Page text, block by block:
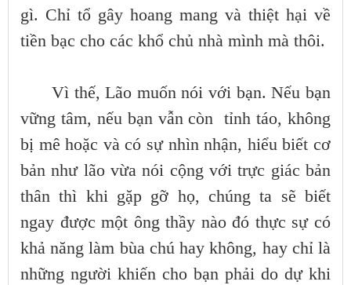
gì. Chỉ tổ gây hoang mang và thiệt hại về
tiền bạc cho các khổ chủ nhà mình mà thôi.
Vì thế, Lão muốn nói với bạn. Nếu bạn
vững tâm, nếu bạn vẫn còn tỉnh táo, không
bị mê hoặc và có sự nhìn nhận, hiểu biết cơ
bản như lão vừa nói cộng với trực giác bản
thân thì khi gặp gỡ họ, chúng ta sẽ biết
ngay được một ông thầy nào đó thực sự có
khả năng làm bùa chú hay không, hay chỉ là
những người khiến cho bạn phải do dự khi